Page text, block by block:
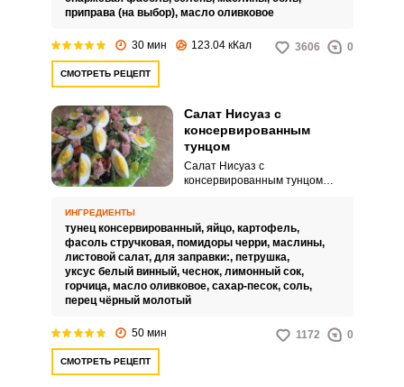
приправа (на выбор), масло оливковое
30 мин 123.04 кКал 3606 0
СМОТРЕТЬ РЕЦЕПТ
Салат Нисуаз с
консервированным
тунцом
Салат Нисуаз с
консервированным тунцом
найдутся в любом
супермаркете. Приготовление
яркой закуски не доставит
никаких хлопот даже
начинающим хозяйкам.
ИНГРЕДИЕНТЫ
тунец консервированный, яйцо, картофель,
фасоль стручковая, помидоры черри, маслины,
листовой салат, для заправки:, петрушка,
уксус белый винный, чеснок, лимонный сок,
горчица, масло оливковое, сахар-песок, соль,
перец чёрный молотый
50 мин 1172 0
СМОТРЕТЬ РЕЦЕПТ